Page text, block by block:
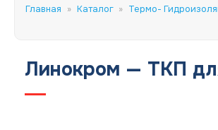
Главная » Каталог » Термо-
Линокром — TKП